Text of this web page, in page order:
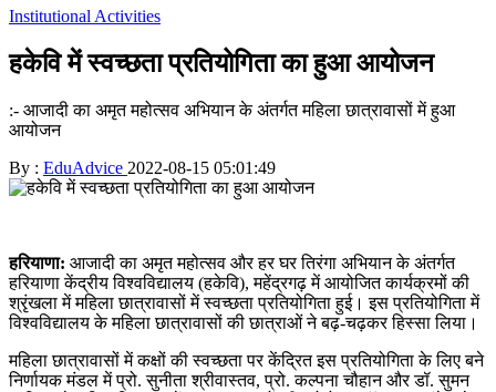
Institutional Activities
हकेवि में स्वच्छता प्रतियोगिता का हुआ आयोजन
:- आजादी का अमृत महोत्सव अभियान के अंतर्गत महिला छात्रावासों में हुआ
आयोजन
By : EduAdvice 2022-08-15 05:01:49
हरियाणा: आजादी का अमृत महोत्सव और हर घर तिरंगा अभियान के अंतर्गत
हरियाणा केंद्रीय विश्वविद्यालय (हकेवि), महेंद्रगढ़ में आयोजित कार्यक्रमों की
श्रृंखला में महिला छात्रावासों में स्वच्छता प्रतियोगिता हुई। इस प्रतियोगिता में
विश्वविद्यालय के महिला छात्रावासों की छात्राओं ने बढ़-चढ़कर हिस्सा लिया।
महिला छात्रावासों में कक्षों की स्वच्छता पर केंद्रित इस प्रतियोगिता के लिए बने
निर्णायक मंडल में प्रो. सुनीता श्रीवास्तव, प्रो. कल्पना चौहान और डॉ. सुमन